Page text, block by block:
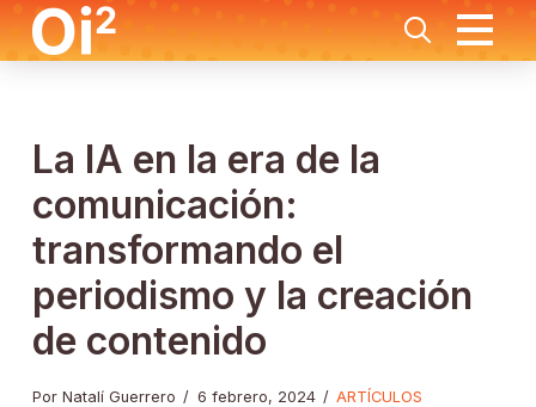
La IA en la era de la
comunicación:
transformando el
periodismo y la creación
de contenido
Por Natalí Guerrero / 6 febrero, 2024 / ARTÍCULOS